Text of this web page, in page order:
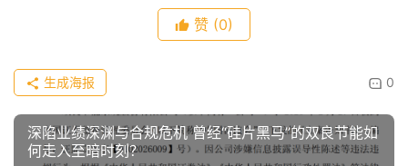
赞 (0)
0
生成海报
深陷业绩深渊与合规危机 曾经“硅片黑马”的双良节能如
何走入至暗时刻？